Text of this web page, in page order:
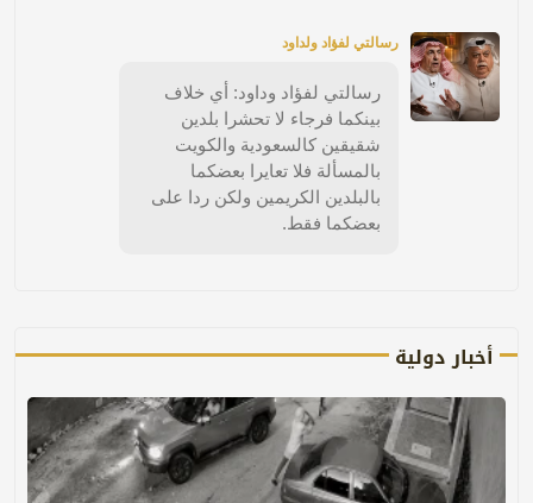
رسالتي لفؤاد ولداود
رسالتي لفؤاد وداود: أي خلاف
بينكما فرجاء لا تحشرا بلدين
شقيقين كالسعودية والكويت
بالمسألة فلا تعايرا بعضكما
بالبلدين الكريمين ولكن ردا على
بعضكما فقط.
أخبار دولية